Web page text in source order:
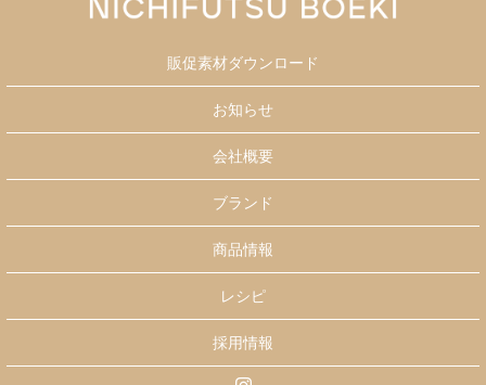
販促素材ダウンロード
お知らせ
会社概要
ブランド
商品情報
レシピ
採用情報